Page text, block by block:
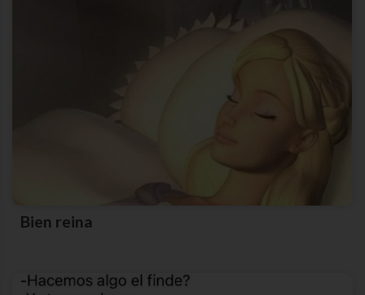
Bien reina